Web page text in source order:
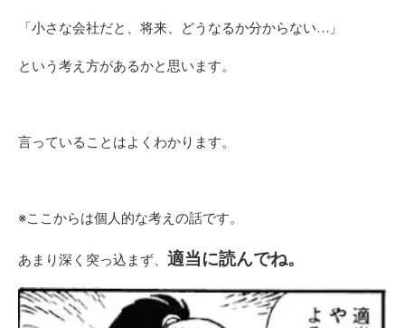
「小さな会社だと、将来、どうなるか分からない…」
という考え方があるかと思います。
言っていることはよくわかります。
※ここからは個人的な考えの話です。
あまり深く突っ込まず、 適当に読んでね。